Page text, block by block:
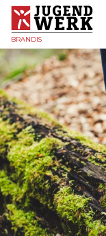
BRANDIS